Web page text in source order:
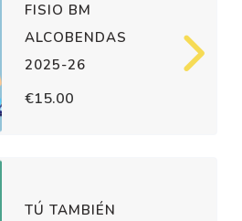
FISIO BM
ALCOBENDAS
2025-26
€15.00
TÚ TAMBIÉN